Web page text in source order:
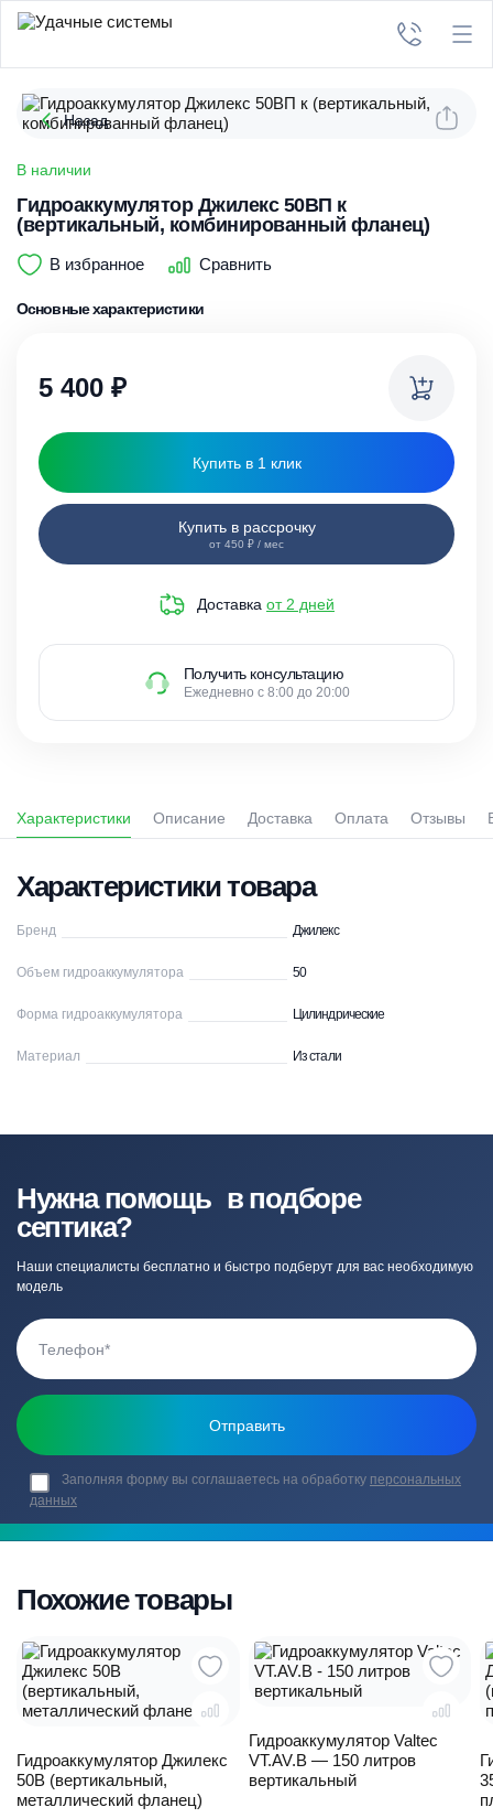
Назад
В наличии
Гидроаккумулятор Джилекс 50ВП к
(вертикальный, комбинированный фланец)
В избранное Сравнить
Основные характеристики
5 400 ₽
Купить в 1 клик
Купить в рассрочку
от 450 ₽ / мес
Доставка от 2 дней
Получить консультацию
Ежедневно с 8:00 до 20:00
Характеристики Описание Доставка Оплата Отзывы
Характеристики товара
Бренд Джилекс
Объем гидроаккумулятора 50
Форма гидроаккумулятора Цилиндрические
Материал Из стали
Нужна помощь в подборе
септика?
Наши специалисты бесплатно и быстро подберут для вас необходимую
модель
Заполняя форму вы соглашаетесь на обработку персональных
данных
Похожие товары
Гидроаккумулятор Джилекс
50В (вертикальный,
металлический фланец)
Гидроаккумулятор Valtec
VT.AV.B — 150 литров
вертикальный